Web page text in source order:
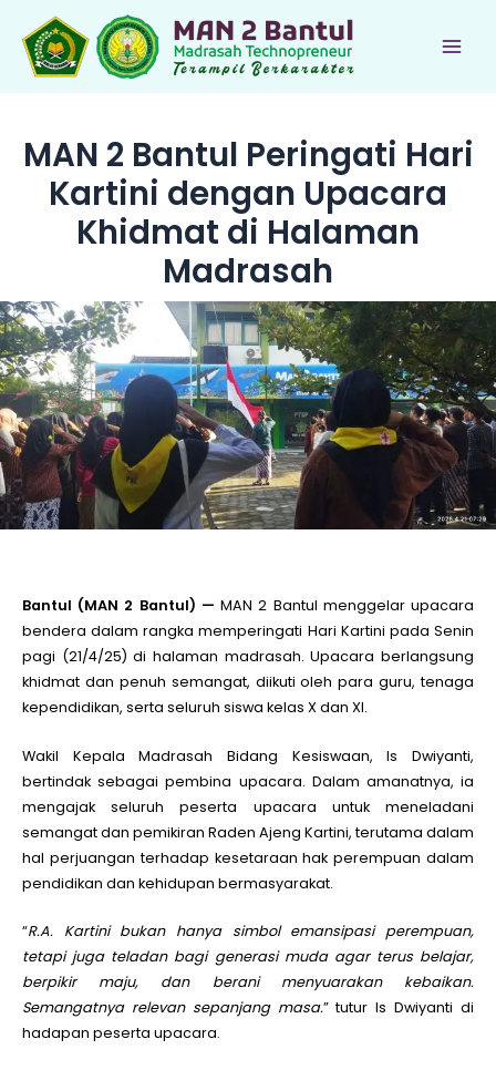
konten
MAN 2 Bantul Peringati Hari
Kartini dengan Upacara
Khidmat di Halaman
Madrasah
Bantul (MAN 2 Bantul) — MAN 2 Bantul menggelar upacara
bendera dalam rangka memperingati Hari Kartini pada Senin
pagi (21/4/25) di halaman madrasah. Upacara berlangsung
khidmat dan penuh semangat, diikuti oleh para guru, tenaga
kependidikan, serta seluruh siswa kelas X dan XI.
Wakil Kepala Madrasah Bidang Kesiswaan, Is Dwiyanti,
bertindak sebagai pembina upacara. Dalam amanatnya, ia
mengajak seluruh peserta upacara untuk meneladani
semangat dan pemikiran Raden Ajeng Kartini, terutama dalam
hal perjuangan terhadap kesetaraan hak perempuan dalam
pendidikan dan kehidupan bermasyarakat.
“R.A. Kartini bukan hanya simbol emansipasi perempuan,
tetapi juga teladan bagi generasi muda agar terus belajar,
berpikir maju, dan berani menyuarakan kebaikan.
Semangatnya relevan sepanjang masa.” tutur Is Dwiyanti di
hadapan peserta upacara.